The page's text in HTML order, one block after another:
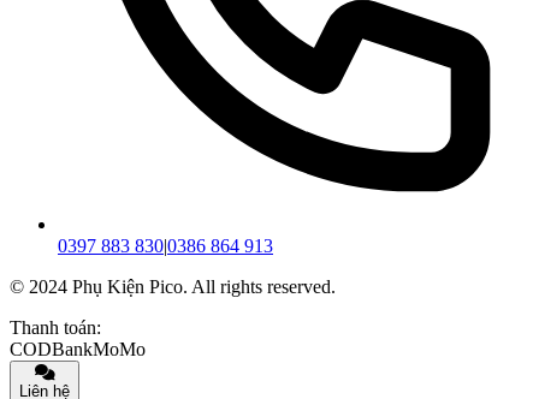
0397 883 830|0386 864 913
© 2024 Phụ Kiện Pico. All rights reserved.
Thanh toán:
CODBankMoMo
Liên hệ